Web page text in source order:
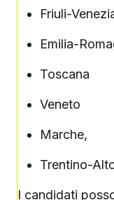
Friuli-
Emilia-
Toscana
Veneto
Marche,
Trentino-
I candidati